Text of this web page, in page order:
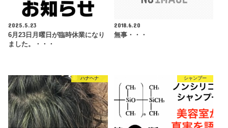
2025.5.23
6月23日月曜日が臨時休業になり
ました。・・・
2018.6.20
無事・・・
ハナヘナ シャンプー